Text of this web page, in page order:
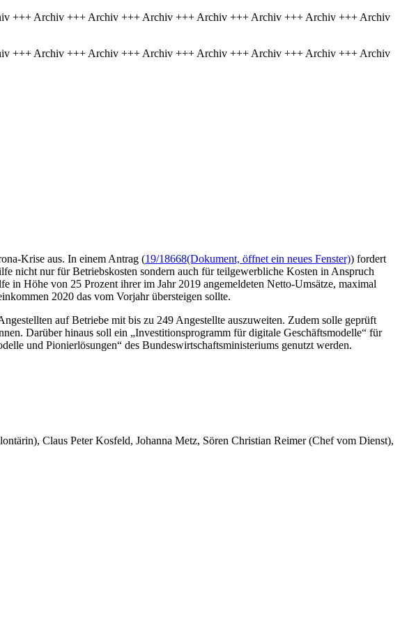
+++ Archiv +++ Archiv +++ Archiv +++ Archiv +++ Archiv +++ Archiv +++ Archiv
+++ Archiv +++ Archiv +++ Archiv +++ Archiv +++ Archiv +++ Archiv +++ Archiv
Krise aus. In einem Antrag (19/18668(Dokument, öffnet ein neues Fenster)) fordert
nicht nur für Betriebskosten sondern auch für teilgewerbliche Kosten in Anspruch
Höhe von 25 Prozent ihrer im Jahr 2019 angemeldeten Netto-Umsätze, maximal
2020 das vom Vorjahr übersteigen sollte.
auf Betriebe mit bis zu 249 Angestellte auszuweiten. Zudem solle geprüft
Darüber hinaus soll ein „Investitionsprogramm für digitale Geschäftsmodelle“ für
und Pionierlösungen“ des Bundeswirtschaftsministeriums genutzt werden.
Claus Peter Kosfeld, Johanna Metz, Sören Christian Reimer (Chef vom Dienst),